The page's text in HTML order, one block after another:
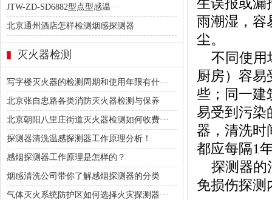
JTW-ZD-SD6882型点型感温···
北京通州酒店怎样检测烟感探测器
灭火器检测
写字楼灭火器的检测周期和使用年限有什···
北京张自忠路各类消防灭火器检测与保养
北京朝阳八里庄街道灭火器检测如何收费···
探测器清洗温感探测器工作原理分析！
感烟探测器工作原理是怎样的？
烟感清洗公司带你了解感烟探测器的分类
气体灭火系统防护区如何选择火灾探测器···
雨潮湿，容
尘。
不同使用
厨房）容易
些；同一建
易受到污染
器，清洗时
都应每隔1
探测器的
免损伤探测